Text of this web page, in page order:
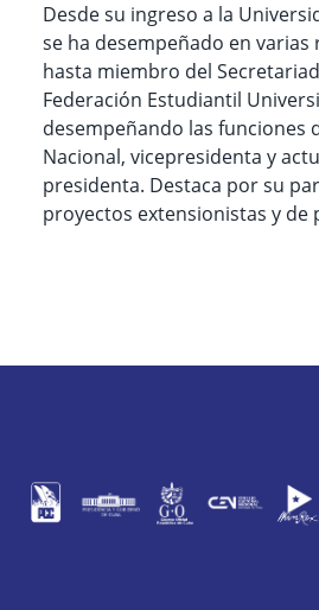
Desde su ingreso a la
se ha desempeñado en varias
hasta miembro del
Federación Estudiantil
desempeñando las funciones
Nacional, vicepresidenta y
presidenta. Destaca por su
proyectos extensionistas y de